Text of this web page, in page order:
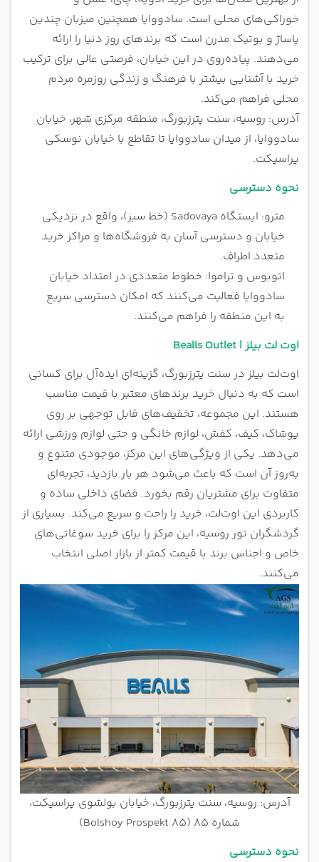
خوراکی‌های محلی است. سادووایا همچنین میزبان چندین
پاساژ و بوتیک مدرن است که برندهای روز دنیا را ارائه
می‌دهند. پیاده‌روی در این خیابان، فرصتی عالی برای ترکیب
خرید با آشنایی بیشتر با فرهنگ و زندگی روزمره مردم
محلی فراهم می‌کند.
آدرس: روسیه، سنت پترزبورگ، منطقه مرکزی شهر، خیابان
سادووایا، از میدان سادووایا تا تقاطع با خیابان نوسکی
پراسپکت.
نحوه دسترسی
مترو: ایستگاه Sadovaya (خط سبز)، واقع در نزدیکی
خیابان و دسترسی آسان به فروشگاه‌ها و مراکز خرید
متعدد اطراف.
اتوبوس و تراموا: خطوط متعددی در امتداد خیابان
سادووایا فعالیت می‌کنند که امکان دسترسی سریع
به این منطقه را فراهم می‌کنند.
اوت لت بیلز | Bealls Outlet
اوت‌لت بیلز در سنت پترزبورگ، گزینه‌ای ایده‌آل برای کسانی
است که به دنبال خرید برندهای معتبر با قیمت مناسب
هستند. این مجموعه، تخفیف‌های قابل توجهی بر روی
پوشاک، کیف، کفش، لوازم خانگی و حتی لوازم ورزشی ارائه
می‌دهد. یکی از ویژگی‌های این مرکز، موجودی متنوع و
به‌روز آن است که باعث می‌شود هر بار بازدید، تجربه‌ای
متفاوت برای مشتریان رقم بخورد. فضای داخلی ساده و
کاربردی این اوت‌لت، خرید را راحت و سریع می‌کند. بسیاری از
گردشگران تور روسیه، این مرکز را برای خرید سوغاتی‌های
خاص و اجناس برند با قیمت کمتر از بازار اصلی انتخاب
می‌کنند.
آدرس: روسیه، سنت پترزبورگ، خیابان بولشوی پراسپکت،
شماره 85 (Bolshoy Prospekt 85)
نحوه دسترسی